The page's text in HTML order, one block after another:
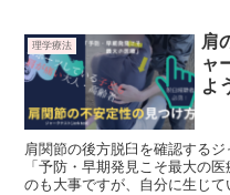
理学療法
肩
ャ
よ
肩関節の後方脱臼を確認する
「予防・早期発見こそ最大の
のも大事ですが、自分に生じ